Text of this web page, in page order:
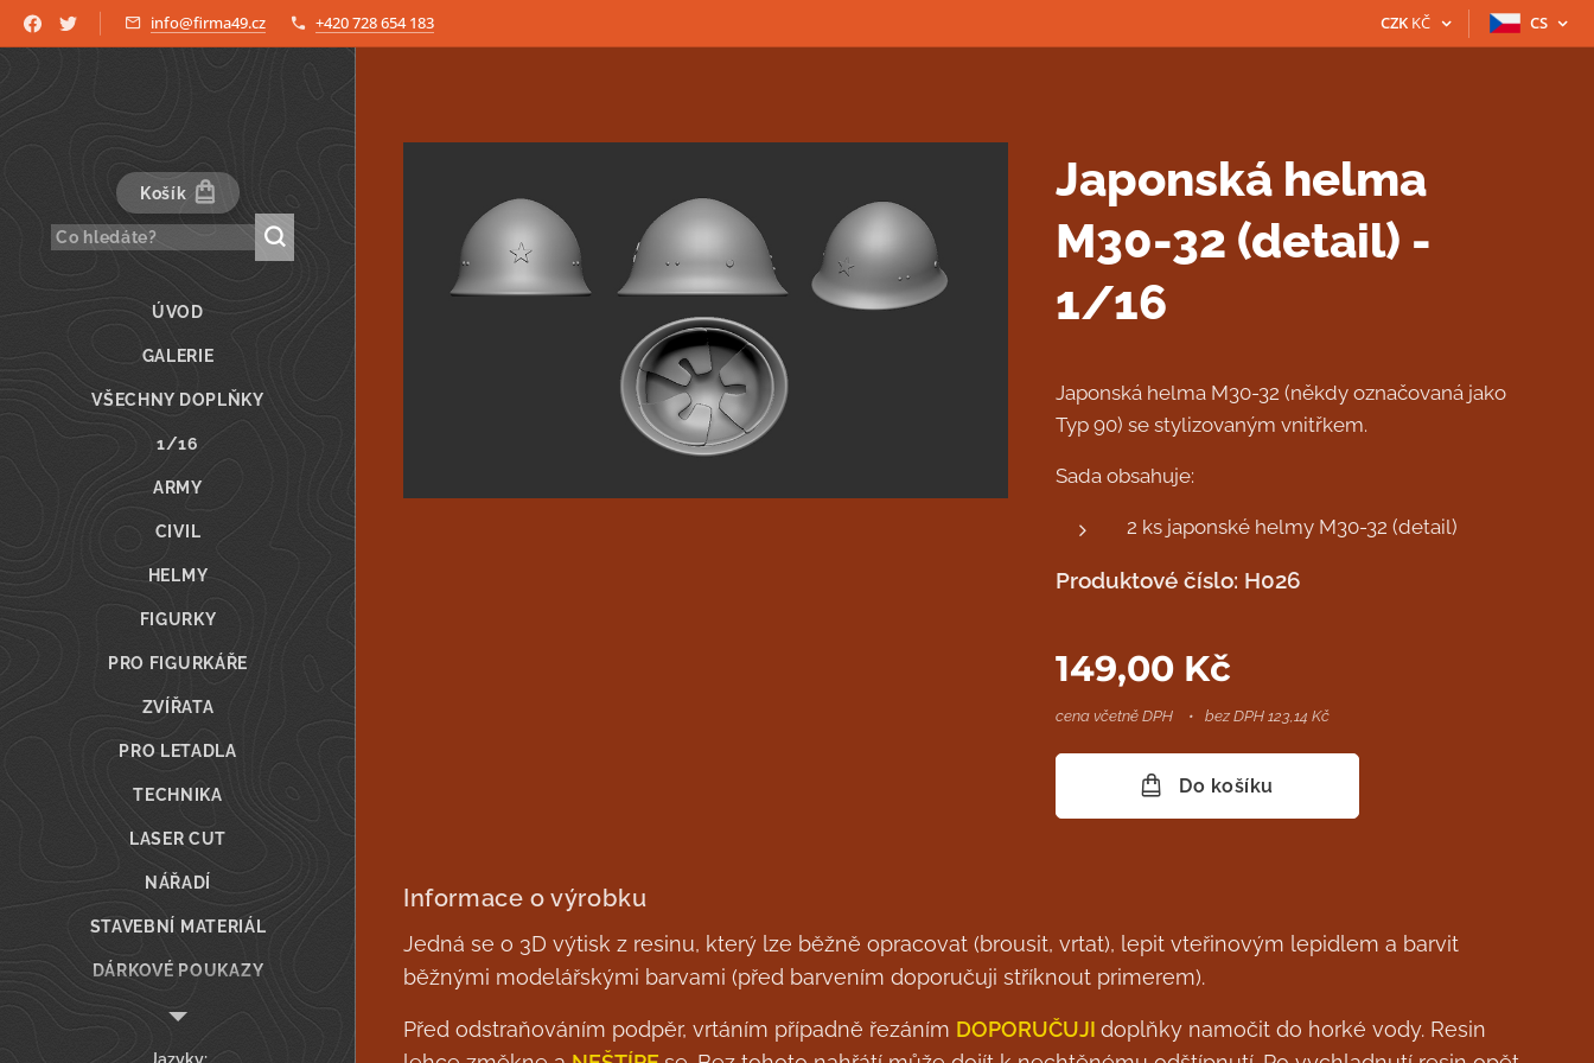
info@firma49.cz +420 728 654 183 CZK KČ CS
Košík
ÚVOD
GALERIE
VŠECHNY DOPLŇKY
1/16
ARMY
CIVIL
HELMY
FIGURKY
PRO FIGURKÁŘE
ZVÍŘATA
PRO LETADLA
TECHNIKA
LASER CUT
NÁŘADÍ
STAVEBNÍ MATERIÁL
DÁRKOVÉ POUKAZY
TISK NA ZAKÁZKU
DESKOHERNÍ VEČERY
Japonská helma
M30-32 (detail) -
1/16
Japonská helma M30-32 (někdy označovaná jako
Typ 90) se stylizovaným vnitřkem.
Sada obsahuje:
2 ks japonské helmy M30-32 (detail)
Produktové číslo: H026
149,00 Kč
cena včetně DPH bez DPH 123,14 Kč
Do košíku
Informace o výrobku
Jedná se o 3D výtisk z resinu, který lze běžně opracovat (brousit, vrtat), lepit vteřinovým lepidlem a barvit
běžnými modelářskými barvami (před barvením doporučuji stříknout primerem).
Před odstraňováním podpěr, vrtáním případně řezáním DOPORUČUJI doplňky namočit do horké vody. Resin